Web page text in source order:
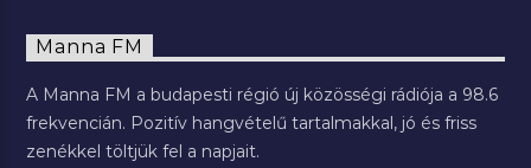
Manna FM
A Manna FM a budapesti régió új közösségi rádiója a 98.6
frekvencián. Pozitív hangvételű tartalmakkal, jó és friss
zenékkel töltjük fel a napjait.